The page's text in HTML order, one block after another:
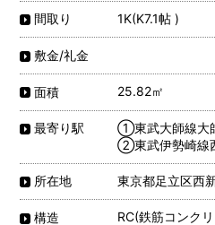
間取り 1K(K7.1帖 )
敷金/礼金
面積 25.82㎡
最寄り駅
①東武大師線大
②東武伊勢崎線
所在地 東京都足立区西
構造 RC(鉄筋コンク